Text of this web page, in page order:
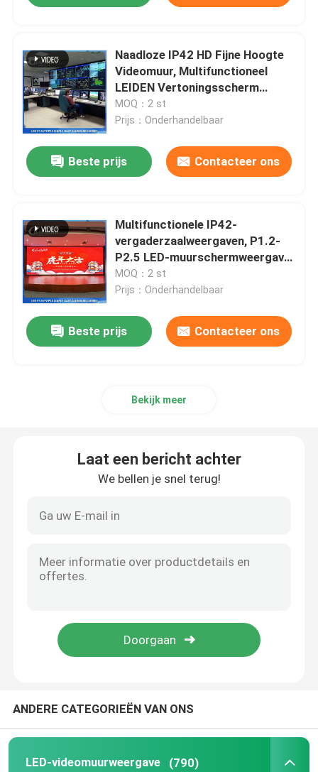
VR-show
Naadloze IP42 HD Fijne Hoogte
Videomuur, Multifunctioneel
LEIDEN Vertoningsscherm
Binnen
MOQ：2 st
Prijs：Onderhandelbaar
Beste prijs Contacteer ons
Multifunctionele IP42-
vergaderzaalweergaven, P1.2-
P2.5 LED-muurschermweergave
binnen
MOQ：2 st
Prijs：Onderhandelbaar
Beste prijs Contacteer ons
Bekijk meer
Laat een bericht achter
We bellen je snel terug!
ANDERE CATEGORIEËN VAN ONS
LED-videomuurweergave (790)